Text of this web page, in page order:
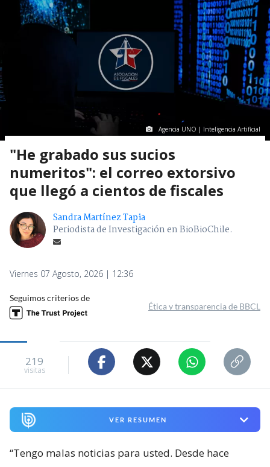
Agencia UNO | Inteligencia Artificial
"He grabado sus sucios
numeritos": el correo extorsivo
que llegó a cientos de fiscales
Sandra Martínez Tapia
Periodista de Investigación en BioBioChile.
Viernes 07 Agosto, 2026 | 12:36
Seguimos criterios de
Ética y transparencia de BBCL
219
visitas
VER RESUMEN
“Tengo malas noticias para usted. Desde hace